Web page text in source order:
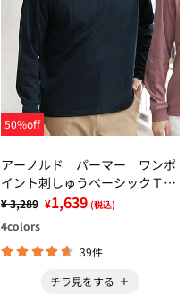
50%off
アーノルド パーマー ワンポ
イント刺しゅうベーシックＴシ
ャツ
¥ 3,289 ¥1,639 (税込)
4colors
39件
チラ見をする